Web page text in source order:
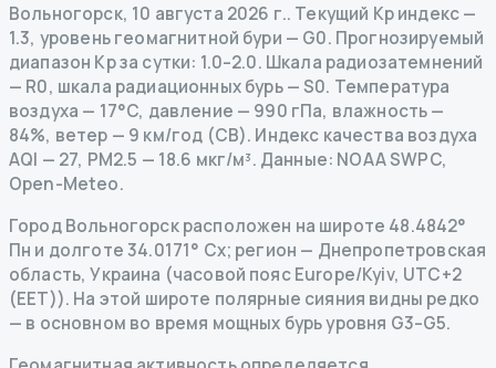
Вольногорск, 10 августа 2026 г.. Текущий Kp индекс—
1.3, уровень геомагнитной бури — G0. Прогнозируемый
диапазон Kp за сутки: 1.0–2.0. Шкала радиозатемнений
— R0, шкала радиационных бурь— S0. Температура
воздуха — 17°C, давление — 990 гПа, влажность —
84%, ветер — 9 км/год (СВ). Индекс качества воздуха
AQI — 27, PM2.5 — 18.6 мкг/м³. Данные: NOAA SWPC,
Open-Meteo.
Город Вольногорск расположен на широте 48.4842°
Пн и долготе 34.0171° Сх; регион — Днепропетровская
область, Украина (часовой пояс Europe/Kyiv, UTC+2
(EET)). На этой широте полярные сияния видны редко
— в основном во время мощных бурь уровня G3–G5.